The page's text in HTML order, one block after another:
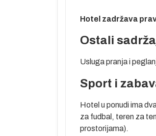
Hotel zadržava
Ostali
Usluga pranja i
Sport i
Hotel u ponudi ima
za fudbal, teren za
prostorijama).